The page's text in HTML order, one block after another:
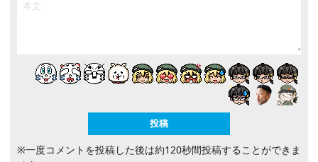
※一度コメントを投稿した後は約120秒間投稿することができま